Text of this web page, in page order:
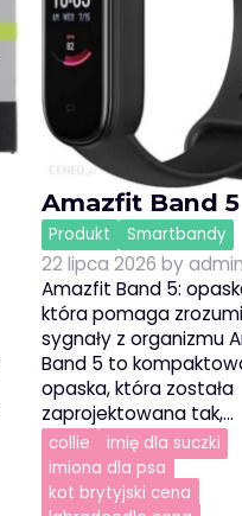
Amazfit Band 5
Produkt Smartbandy
22 lipca 2026 byadmin
Amazfit Band 5:
która pomaga
sygnały z organizmu
Band 5 to
opaska, która została
zaprojektowana tak,…
collie
imię dla suczki
imiona dla psa
kot brytyjski cena